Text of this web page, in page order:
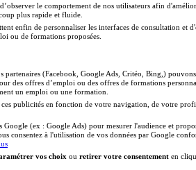
le comportement de nos utilisateurs afin
plus rapide et fluide.
enfin de personnaliser les interfaces de consultation et
ou de formations proposées.
partenaires (Facebook, Google Ads, Critéo, Bing,)
des offres d’emploi ou des offres de formations
un emploi ou une formation.
ces publicités en fonction de votre navigation, de votre
Google (ex : Google Ads) pour mesurer l'audience et
consentez à l'utilisation de vos données par Google
vos choix ou retirer votre consentement en